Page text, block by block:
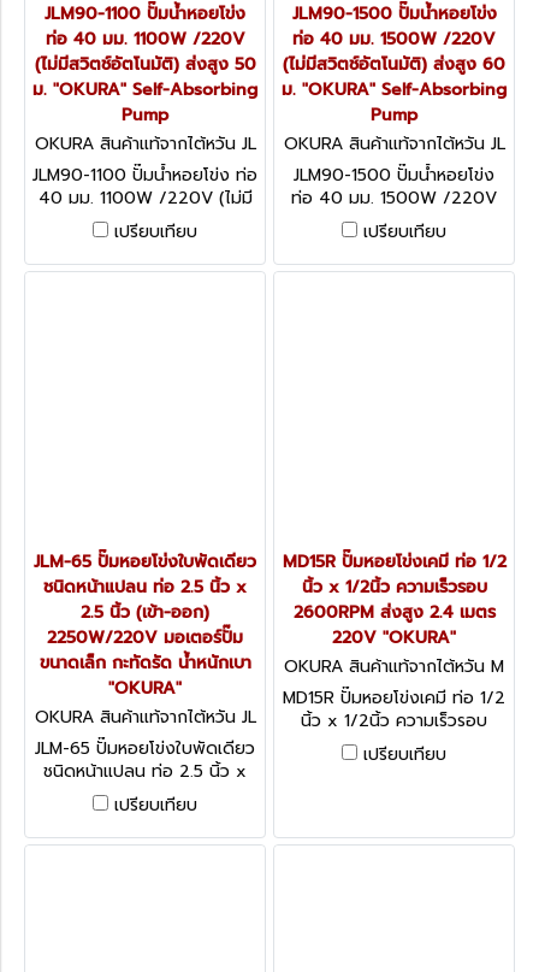
JLM90-1100 ปั๊มน้ำหอยโข่ง
ท่อ 40 มม. 1100W /220V
(ไม่มีสวิตช์อัตโนมัติ) ส่งสูง 50
ม. "OKURA" Self-Absorbing
Pump
OKURA สินค้าแท้จากไต้หวัน JL
M90-1100
JLM90-1100 ปั๊มน้ำหอยโข่ง ท่อ
40 มม. 1100W /220V (ไม่มี
สวิตช์อัตโนมัติ) ส่งสูง 50 ม.
"OKURA" Self-Absorbing
Pump
เปรียบเทียบ
JLM90-1500 ปั๊มน้ำหอยโข่ง
ท่อ 40 มม. 1500W /220V
(ไม่มีสวิตช์อัตโนมัติ) ส่งสูง 60
ม. "OKURA" Self-Absorbing
Pump
OKURA สินค้าแท้จากไต้หวัน JL
M90-1500
JLM90-1500 ปั๊มน้ำหอยโข่ง
ท่อ 40 มม. 1500W /220V
(ไม่มีสวิตช์อัตโนมัติ) ส่งสูง 60
ม. "OKURA" Self-Absorbing
Pump
เปรียบเทียบ
JLM-65 ปั๊มหอยโข่งใบพัดเดียว
ชนิดหน้าแปลน ท่อ 2.5 นิ้ว x
2.5 นิ้ว (เข้า-ออก)
2250W/220V มอเตอร์ปั๊ม
ขนาดเล็ก กะทัดรัด น้ำหนักเบา
"OKURA"
OKURA สินค้าแท้จากไต้หวัน JL
M-65
JLM-65 ปั๊มหอยโข่งใบพัดเดียว
ชนิดหน้าแปลน ท่อ 2.5 นิ้ว x
2.5 นิ้ว (เข้า-ออก)
2250W/220V มอเตอร์ปั๊ม
ขนาดเล็ก กะทัดรัด น้ำหนักเบา
เปรียบเทียบ
MD15R ปั๊มหอยโข่งเคมี ท่อ 1/2
นิ้ว x 1/2นิ้ว ความเร็วรอบ
2600RPM ส่งสูง 2.4 เมตร
220V "OKURA"
OKURA สินค้าแท้จากไต้หวัน M
D15R
MD15R ปั๊มหอยโข่งเคมี ท่อ 1/2
นิ้ว x 1/2นิ้ว ความเร็วรอบ
2600RPM ส่งสูง 2.4 เมตร
220V "OKURA"
เปรียบเทียบ